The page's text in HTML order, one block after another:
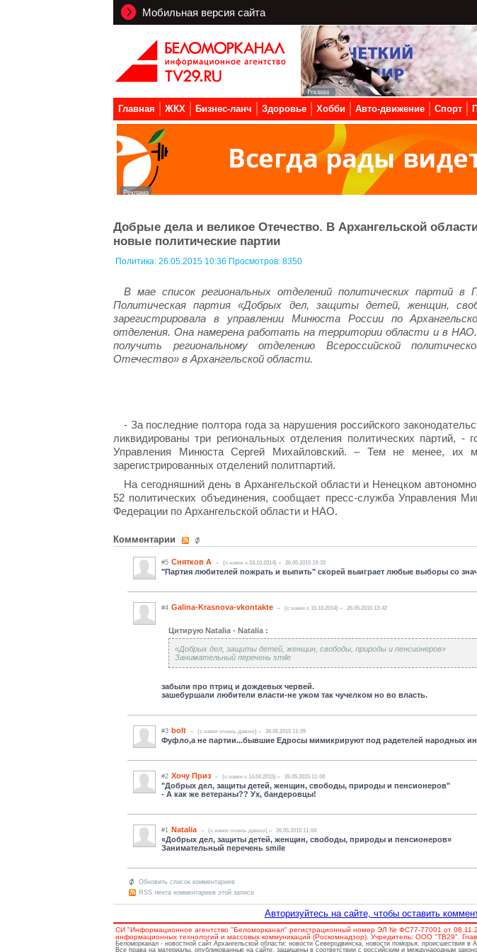
Мобильная версия сайта
Главная ЖКХ Бизнес-ланч Здоровье Хобби Авто-движение Спорт
Добрые дела и великое Отечество. В Архангельской
новые политические партии
Политика: 26.05.2015 10:36 Просмотров: 8350
В мае список региональных отделений политических партий в
Политическая партия «Добрых дел, защиты детей, женщин,
зарегистрировала в управлении Минюста России по
отделения. Она намерена работать на территории области и в
получить региональному отделению Всероссийской
Отечество» в Архангельской области.
- За последние полтора года за нарушения российского
ликвидированы три региональных отделения политических партий, -
Управления Минюста Сергей Михайловский. – Тем не менее, их
зарегистрированных отделений политпартий.
На сегодняшний день в Архангельской области и Ненецком
52 политических объединения, сообщает пресс-служба Управления
Федерации по Архангельской области и НАО.
Комментарии
#5 Снятков А (c нами с 24.10.2014) 26.05.2015 19:33
"Партия любителей пожрать и выпить" скорей выиграет любые выборы со
#4 Galina-Krasnova-vkontakte (c нами с 15.10.2014) 26.05.2015 13:42
Цитирую Natalia - Natalia :
«Добрых дел, защиты детей, женщин, свободы, природы и пенсионеров»
Занимательный перечень smile
забыли про птриц и дождевых червей.
зашебуршали любители власти-не ужом так чучелком но во власть.
#3 bolt (c нами очень давно) 26.05.2015 11:09
Фуфло,а не партии...бывшие Едросы мимикрируют под радетелей народных
#2 Хочу Приз (c нами с 14.04.2015) 26.05.2015 11:08
"Добрых дел, защиты детей, женщин, свободы, природы и пенсионеров"
- А как же ветераны?? Ух, бандеровцы!
#1 Natalia (c нами очень давно) 26.05.2015 11:04
«Добрых дел, защиты детей, женщин, свободы, природы и пенсионеров»
Занимательный перечень smile
Обновить список комментариев
RSS лента комментариев этой записи
Авторизуйтесь на сайте, чтобы оставить
СИ "Информационное агентство "Беломорканал" регистрационный номер ЭЛ № ФС77-77001 от
информационных технологий и массовых коммуникаций (Роскомнадзор). Учредитель: ООО "ТВ29".
Беломорканал - новостной сайт Архангельской области: новости Северодвинска, новости поморья, происшествия в
Все права на материалы, опубликованные на сайте, защищены в соответствии с российским и международным